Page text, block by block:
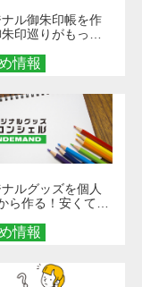
情報
ル御朱印帳を作
印巡りがもっと
ドする魅力と選
情報
ルグッズを個人
ら作る！安くて簡